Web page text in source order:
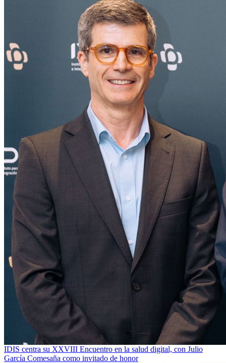
IDIS centra su XXVIII Encuentro en la salud digital, con Julio
García Comesaña como invitado de honor